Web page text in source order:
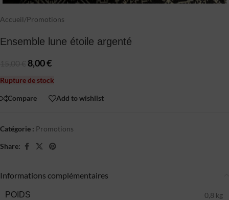
Accueil/Promotions
Ensemble lune étoile argenté
8,00€
Rupture de stock
Compare Add to wishlist
Catégorie : Promotions
Share:
Informations complémentaires
POIDS 0,8 kg